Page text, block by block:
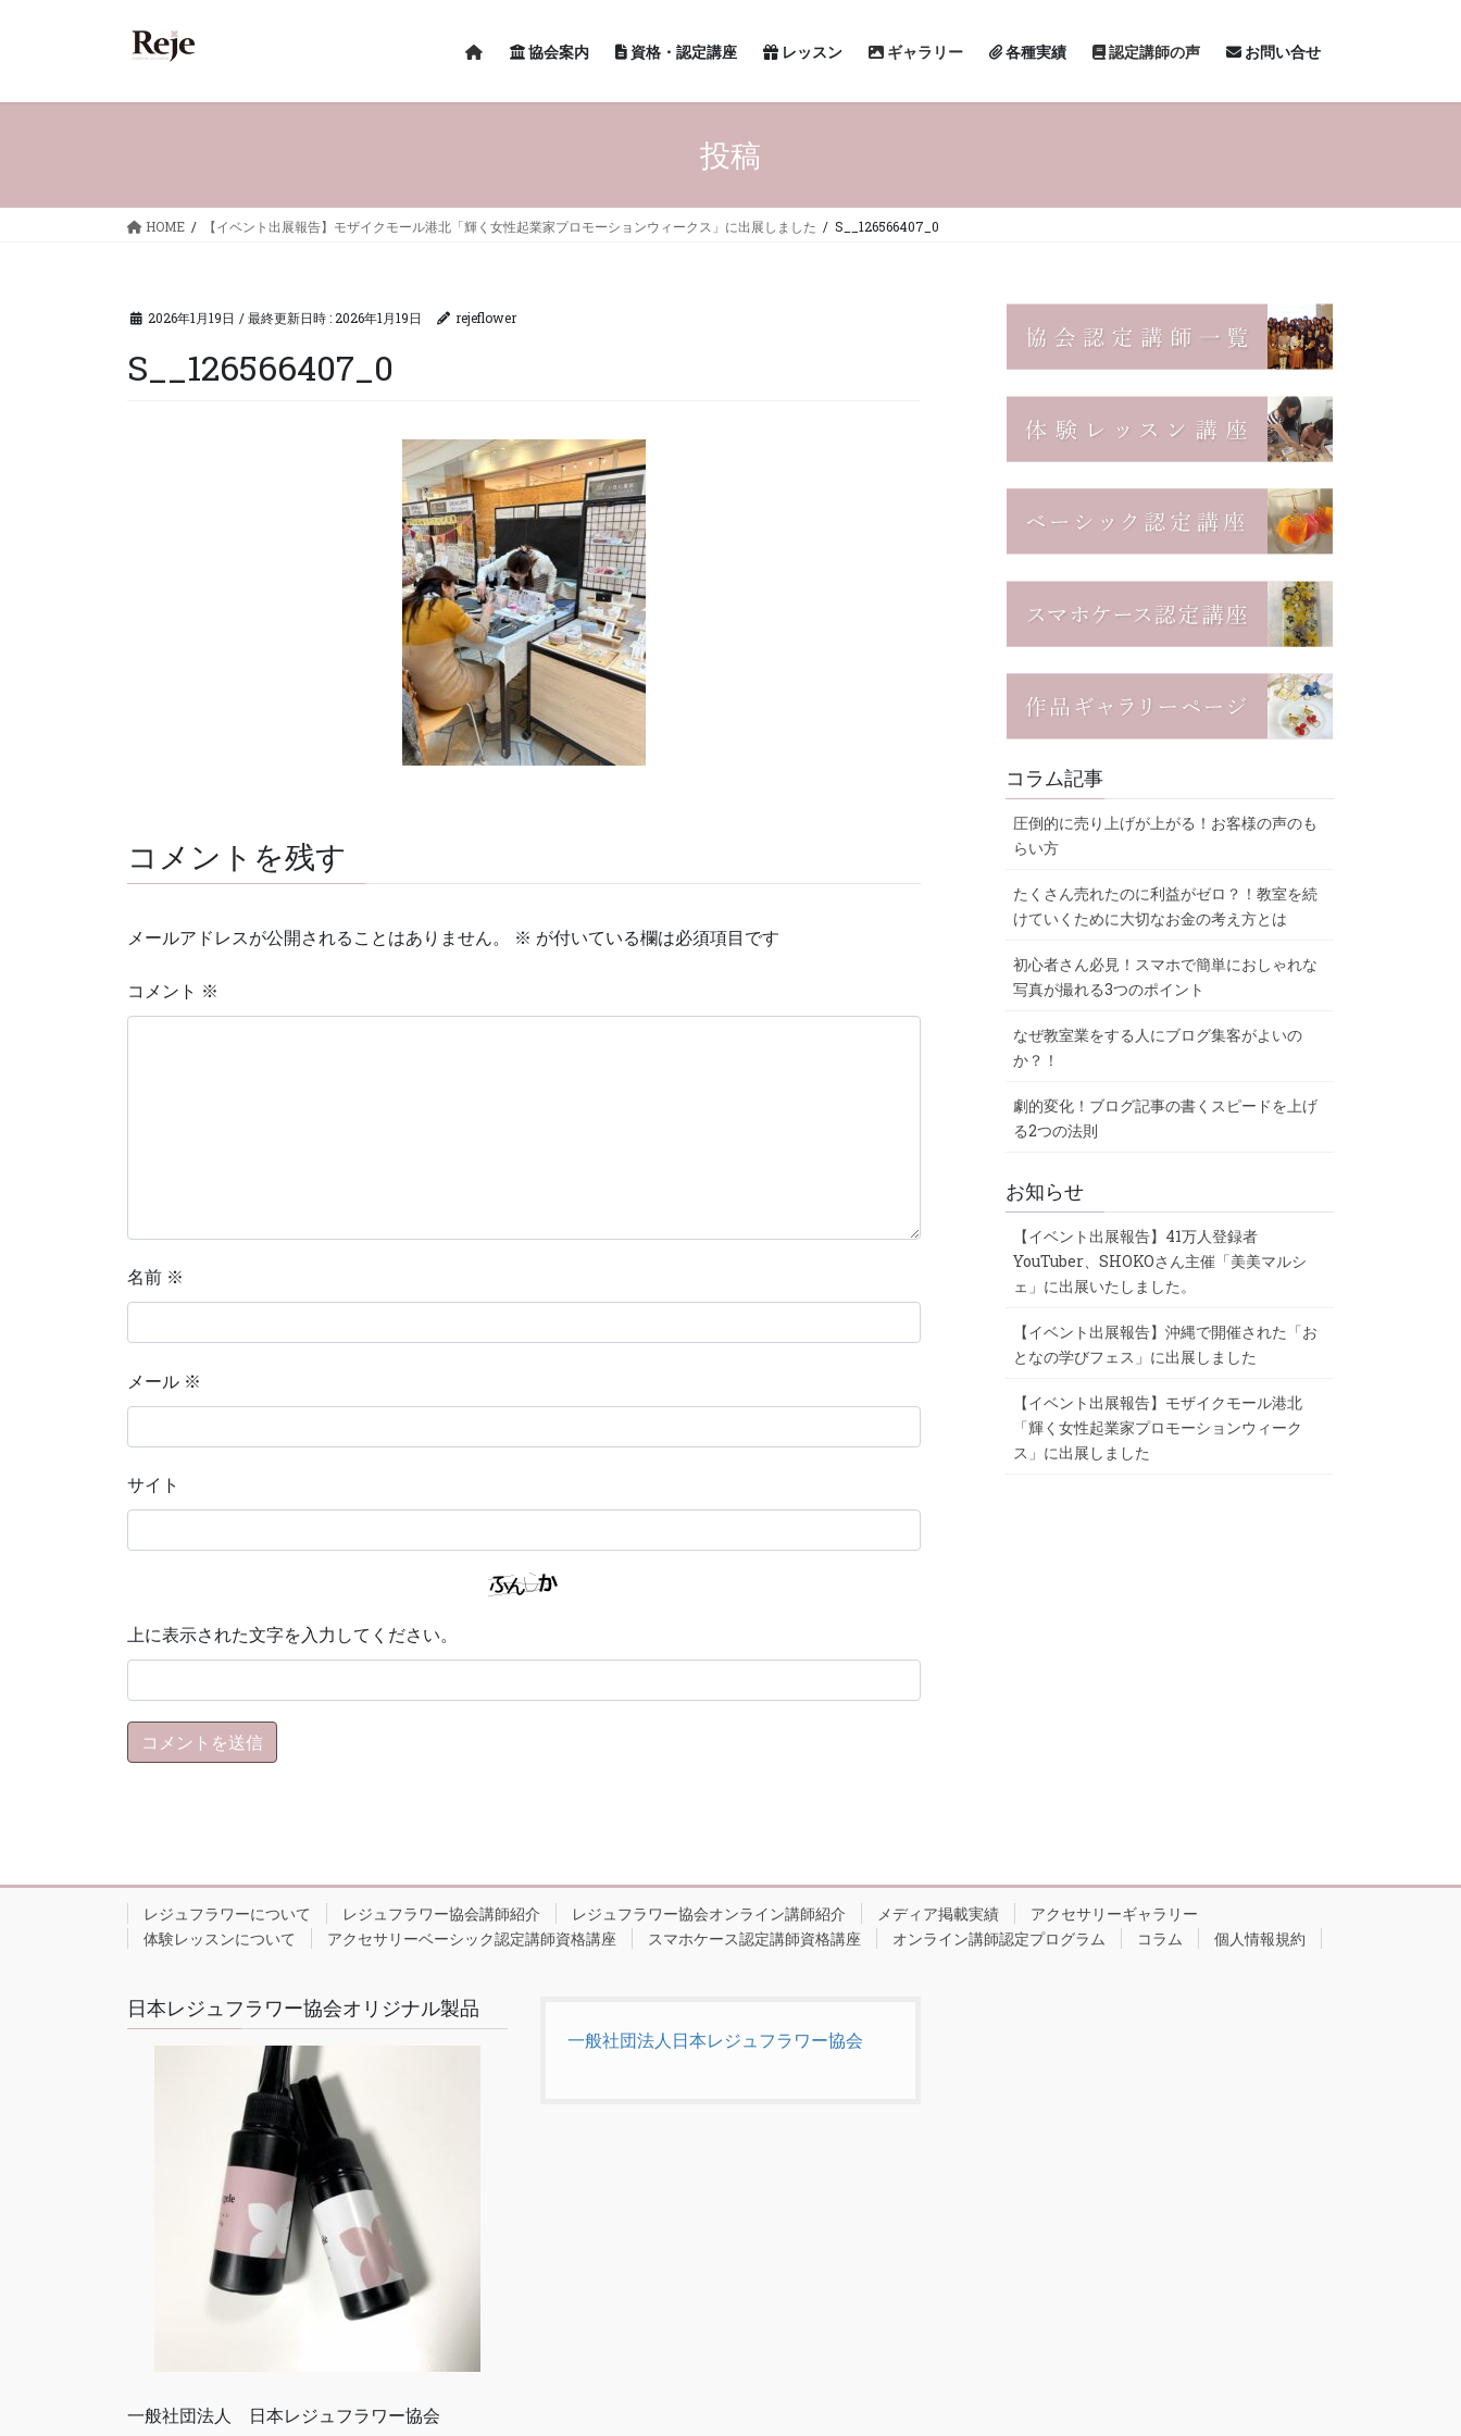
協会案内 資格・認定講座 レッスン ギャラリー 各種実績 認定講師の声 お問い合せ
投稿
HOME 【イベント出展報告】モザイクモール港北「輝く女性起業家プロモーションウィークス」に出展しました S__126566407_0
2026年1月19日 / 最終更新日時 : 2026年1月19日 rejeflower
S__126566407_0
コメントを残す
メールアドレスが公開されることはありません。 ※ が付いている欄は必須項目です
コメント ※
名前 ※
メール ※
サイト
上に表示された文字を入力してください。
コラム記事
圧倒的に売り上げが上がる！お客様の声のも
らい方
たくさん売れたのに利益がゼロ？！教室を続
けていくために大切なお金の考え方とは
初心者さん必見！スマホで簡単におしゃれな
写真が撮れる3つのポイント
なぜ教室業をする人にブログ集客がよいの
か？！
劇的変化！ブログ記事の書くスピードを上げ
る2つの法則
お知らせ
【イベント出展報告】41万人登録者
YouTuber、SHOKOさん主催「美美マルシ
ェ」に出展いたしました。
【イベント出展報告】沖縄で開催された「お
となの学びフェス」に出展しました
【イベント出展報告】モザイクモール港北
「輝く女性起業家プロモーションウィーク
ス」に出展しました
レジュフラワーについて レジュフラワー協会講師紹介 レジュフラワー協会オンライン講師紹介 メディア掲載実績
アクセサリーギャラリー
体験レッスンについて
アクセサリーベーシック認定講師資格講座 スマホケース認定講師資格講座 オンライン講師認定プログラム コラム 個人情報規約
日本レジュフラワー協会オリジナル製品
一般社団法人 日本レジュフラワー協会
一般社団法人日本レジュフラワー協会